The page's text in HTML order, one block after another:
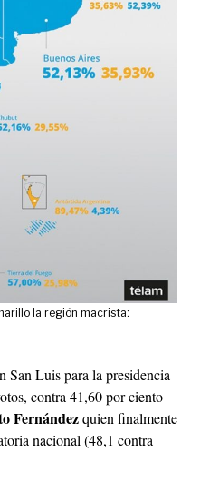
la región macrista:
San Luis para la presidencia
contra 41,60 por ciento
Fernándezquien finalmente
nacional (48,1 contra